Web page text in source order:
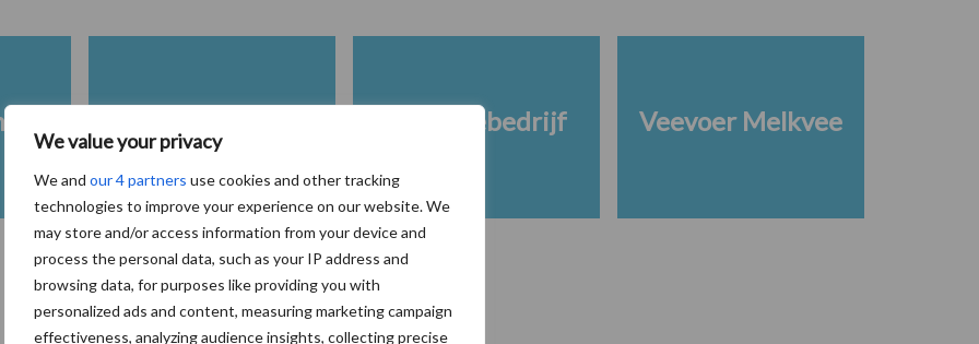
We value your privacy
We and our 4 partners use cookies and other tracking
technologies to improve your experience on our website. We
may store and/or access information from your device and
process the personal data, such as your IP address and
browsing data, for purposes like providing you with
personalized ads and content, measuring marketing campaign
effectiveness, analyzing audience insights, collecting precise
Melkveebedrijf Veevoer Melkvee
Toon meer